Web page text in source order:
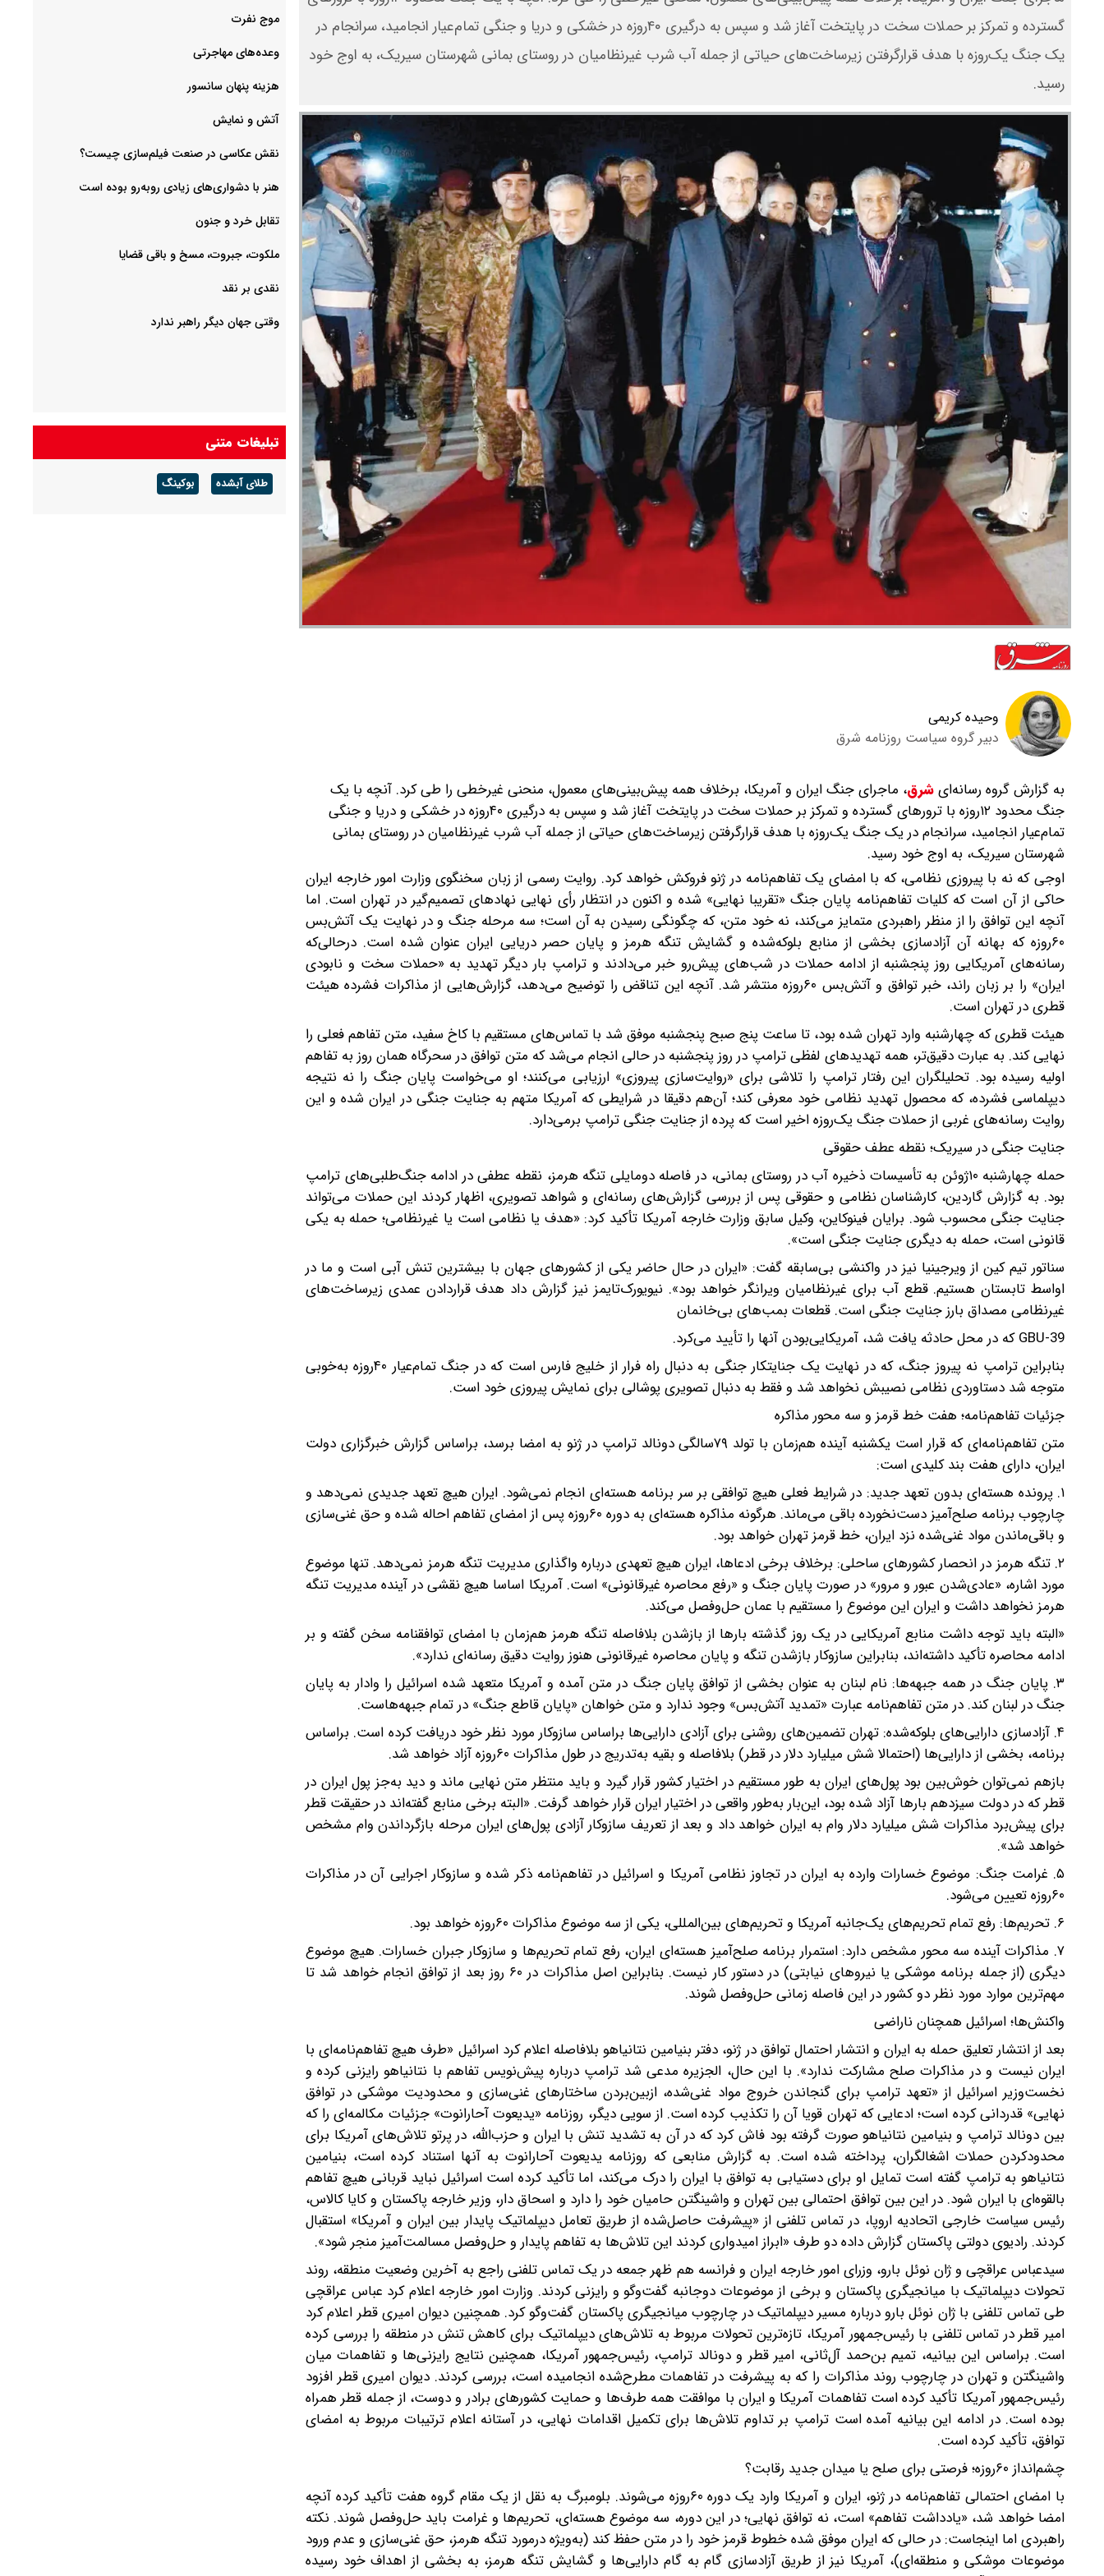
گسترده و تمرکز بر حملات سخت در پایتخت آغاز شد و سپس به درگیری ۴۰روزه در خشکی و دریا و جنگی تمام‌عیار انجامید، سرانجام در
یک جنگ یک‌روزه با هدف قرارگرفتن زیرساخت‌های حیاتی از جمله آب شرب غیرنظامیان در روستای بمانی شهرستان سیریک، به اوج خود
رسید.
وحیده کریمی
دبیر گروه سیاست روزنامه شرق
به گزارش گروه رسانه‌ایشرق، ماجرای جنگ ایران و آمریکا، برخلاف همه پیش‌بینی‌های معمول، منحنی غیرخطی را طی کرد. آنچه با یک
جنگ محدود ۱۲‌روزه با ترورهای گسترده و تمرکز بر حملات سخت در پایتخت آغاز شد و سپس به درگیری ۴۰روزه در خشکی و دریا و جنگی
تمام‌عیار انجامید، سرانجام در یک جنگ یک‌روزه با هدف قرارگرفتن زیرساخت‌های حیاتی از جمله آب شرب غیرنظامیان در روستای بمانی
شهرستان سیریک، به اوج خود رسید.
اوجی که نه با پیروزی نظامی، که با امضای یک تفاهم‌نامه در ژنو فروکش خواهد کرد. روایت رسمی از زبان سخنگوی وزارت امور خارجه ایران
حاکی از آن است که کلیات تفاهم‌نامه پایان جنگ «تقریبا نهایی» شده و اکنون در انتظار رأی نهایی نهادهای تصمیم‌گیر در تهران است. اما
آنچه این توافق را از منظر راهبردی متمایز می‌کند، نه خود متن، که چگونگی رسیدن به آن است؛ سه مرحله جنگ و در نهایت یک آتش‌بس
۶۰روزه که بهانه آن آزادسازی بخشی از منابع بلوکه‌شده و گشایش تنگه هرمز و پایان حصر دریایی ایران عنوان شده است. درحالی‌که
رسانه‌های آمریکایی روز پنجشنبه از ادامه حملات در شب‌های پیش‌رو خبر می‌دادند و ترامپ بار دیگر تهدید به «حملات سخت و نابودی
ایران» را بر زبان راند، خبر توافق و آتش‌بس ۶۰روزه منتشر شد. آنچه این تناقض را توضیح می‌دهد، گزارش‌هایی از مذاکرات فشرده هیئت
قطری در تهران است.
هیئت قطری که چهارشنبه وارد تهران شده بود، تا ساعت پنج صبح پنجشنبه موفق شد با تماس‌های مستقیم با کاخ سفید، متن تفاهم فعلی را
نهایی کند. به عبارت دقیق‌تر، همه تهدیدهای لفظی ترامپ در روز پنجشنبه در حالی انجام می‌شد که متن توافق در سحرگاه همان روز به تفاهم
اولیه رسیده بود. تحلیلگران این رفتار ترامپ را تلاشی برای «روایت‌سازی پیروزی» ارزیابی می‌کنند؛ او می‌خواست پایان جنگ را نه نتیجه
دیپلماسی فشرده، که محصول تهدید نظامی خود معرفی کند؛ آن‌هم دقیقا در شرایطی که آمریکا متهم به جنایت جنگی در ایران شده و این
روایت رسانه‌های غربی از حملات جنگ یک‌روزه اخیر است که پرده از جنایت جنگی ترامپ برمی‌دارد.
‌جنایت جنگی در سیریک؛ نقطه عطف حقوقی
حمله چهارشنبه ‌۱۰ژوئن‌ به تأسیسات ذخیره آب در روستای بمانی، در فاصله دو‌مایلی تنگه هرمز، نقطه عطفی در ادامه جنگ‌طلبی‌های ترامپ
بود. به گزارش گاردین، کارشناسان نظامی و حقوقی پس از بررسی گزارش‌های رسانه‌ای و شواهد تصویری، اظهار کردند این حملات می‌تواند
جنایت جنگی محسوب شود. برایان فینوکاین، وکیل سابق وزارت خارجه آمریکا تأکید کرد: «هدف یا نظامی است یا غیرنظامی؛ حمله به یکی
قانونی است، حمله به دیگری جنایت جنگی است».
سناتور تیم کین از ویرجینیا نیز در واکنشی بی‌سابقه گفت: «ایران در حال حاضر یکی از کشورهای جهان با بیشترین تنش آبی است و ما در
اواسط تابستان هستیم. قطع آب برای غیرنظامیان ویرانگر خواهد بود». نیویورک‌تایمز نیز گزارش داد هدف قراردادن عمدی زیرساخت‌های
غیرنظامی مصداق بارز جنایت جنگی است. قطعات بمب‌های بی‌خانمان
39-GBU که در محل حادثه یافت شد، آمریکایی‌بودن آنها را تأیید می‌کرد.
بنابراین ترامپ نه پیروز جنگ، که در نهایت یک جنایتکار جنگی به دنبال راه فرار از خلیج فارس است که در جنگ تمام‌عیار ۴۰‌روزه به‌خوبی
متوجه شد دستاوردی نظامی نصیبش‌ نخواهد شد و فقط به دنبال تصویری پوشالی برای نمایش پیروزی خود است.
جزئیات تفاهم‌نامه؛ هفت خط قرمز و سه محور مذاکره
متن تفاهم‌نامه‌ای که قرار است یکشنبه آینده هم‌زمان با تولد ۷۹سالگی دونالد ترامپ در ژنو به امضا برسد، براساس گزارش خبرگزاری دولت
ایران، دارای هفت بند کلیدی است:
۱. پرونده هسته‌ای بدون تعهد جدید: در شرایط فعلی هیچ توافقی بر سر برنامه هسته‌ای انجام نمی‌شود. ایران هیچ تعهد جدیدی نمی‌دهد و
چارچوب برنامه صلح‌آمیز دست‌نخورده باقی می‌ماند. هرگونه مذاکره هسته‌ای به دوره ۶۰روزه پس از امضای تفاهم احاله شده و حق غنی‌سازی
و باقی‌ماندن مواد غنی‌شده نزد ایران، خط قرمز تهران خواهد بود.
۲. تنگه هرمز در انحصار کشورهای ساحلی: برخلاف برخی ادعاها، ایران هیچ تعهدی درباره واگذاری مدیریت تنگه هرمز نمی‌دهد. تنها موضوع
مورد اشاره، «عادی‌شدن عبور و مرور» در صورت پایان جنگ و «رفع محاصره غیرقانونی» است. آمریکا اساسا هیچ نقشی در آینده مدیریت تنگه
هرمز نخواهد داشت و ایران این موضوع را مستقیم با عمان حل‌وفصل می‌کند.
«البته باید توجه داشت منابع آمریکایی در یک روز گذشته بارها از بازشدن بلافاصله تنگه هرمز هم‌زمان با امضای توافقنامه سخن گفته و بر
ادامه محاصره تأکید داشته‌اند، بنابراین سازوکار بازشدن تنگه و پایان محاصره غیرقانونی هنوز روایت دقیق رسانه‌ای ندارد».
۳. پایان جنگ در همه جبهه‌ها: نام لبنان به عنوان بخشی از توافق پایان جنگ در متن آمده و آمریکا متعهد شده اسرائیل را وادار به پایان
جنگ در لبنان کند. در متن تفاهم‌نامه عبارت «تمدید آتش‌بس» وجود ندارد و متن خواهان «پایان قاطع جنگ» در تمام جبهه‌هاست.
۴. آزادسازی دارایی‌های بلوکه‌شده: تهران تضمین‌های روشنی برای آزادی دارایی‌ها براساس سازوکار مورد نظر خود دریافت کرده است. براساس
برنامه، بخشی از دارایی‌ها (احتمالا شش میلیارد دلار در قطر) بلافاصله و بقیه به‌تدریج در طول مذاکرات ۶۰روزه آزاد خواهد شد.
بازهم نمی‌توان خوش‌بین بود پول‌های ایران به طور مستقیم در اختیار کشور قرار گیرد و باید منتظر متن نهایی ماند و دید به‌جز پول ایران در
قطر که در دولت سیزدهم بارها آزاد شده بود، این‌بار به‌طور واقعی در اختیار ایران قرار خواهد گرفت. «البته برخی منابع گفته‌اند در حقیقت قطر
برای پیش‌برد مذاکرات شش میلیارد دلار وام به ایران خواهد داد و بعد از تعریف سازوکار آزادی پول‌های ایران مرحله بازگرداندن وام مشخص
خواهد شد».
۵. غرامت جنگ: موضوع خسارات وارده به ایران در تجاوز نظامی آمریکا و اسرائیل در تفاهم‌نامه ذکر شده و سازوکار اجرایی آن در مذاکرات
۶۰‌روزه تعیین می‌شود.
۶. تحریم‌ها: رفع تمام تحریم‌های یک‌جانبه آمریکا و تحریم‌های بین‌المللی، یکی از سه موضوع مذاکرات ۶۰‌روزه خواهد بود.
۷. مذاکرات آینده سه محور مشخص دارد: استمرار برنامه صلح‌آمیز هسته‌ای ایران، رفع تمام تحریم‌ها و سازوکار جبران خسارات. هیچ موضوع
دیگری (از جمله برنامه موشکی یا نیروهای نیابتی) در دستور کار نیست. بنابراین اصل مذاکرات در ۶۰ روز بعد از توافق انجام خواهد شد تا
مهم‌ترین موارد مورد نظر دو کشور در این فاصله زمانی حل‌وفصل شوند.
واکنش‌ها؛ اسرائیل همچنان ناراضی
بعد از انتشار تعلیق حمله به ایران و انتشار احتمال توافق در ژنو، دفتر بنیامین نتانیاهو بلافاصله اعلام کرد اسرائیل «طرف هیچ تفاهم‌نامه‌ای با
ایران نیست و در مذاکرات صلح مشارکت ندارد». با این حال، الجزیره مدعی شد ترامپ درباره پیش‌نویس تفاهم با نتانیاهو رایزنی کرده و
نخست‌وزیر اسرائیل از «تعهد ترامپ برای گنجاندن خروج مواد غنی‌شده، ازبین‌بردن ساختارهای غنی‌سازی و محدودیت موشکی در توافق
نهایی» قدردانی کرده است؛ ادعایی که تهران قویا آن را تکذیب کرده است. از سویی دیگر، روزنامه «یدیعوت آحارانوت» جزئیات مکالمه‌ای را که
بین دونالد ترامپ و بنیامین نتانیاهو صورت گرفته بود فاش کرد که در آن به تشدید تنش با ایران و حزب‌الله، در پرتو تلاش‌های آمریکا برای
محدودکردن حملات اشغالگران، پرداخته شده است. به گزارش منابعی که روزنامه یدیعوت آحارانوت به آنها استناد کرده است، بنیامین
نتانیاهو به ترامپ گفته است تمایل او برای دستیابی به توافق با ایران را درک می‌کند، اما تأکید کرده است اسرائیل نباید قربانی هیچ تفاهم
بالقوه‌ای با ایران شود. در این بین توافق احتمالی بین تهران و واشینگتن حامیان خود را دارد و اسحاق دار، وزیر خارجه پاکستان و کایا کالاس،
رئیس سیاست خارجی اتحادیه اروپا، در تماس تلفنی از «پیشرفت حاصل‌شده از طریق تعامل دیپلماتیک پایدار بین ایران و آمریکا» استقبال
کردند. رادیوی دولتی پاکستان گزارش داده دو طرف «ابراز امیدواری کردند این تلاش‌ها به تفاهم پایدار و حل‌وفصل مسالمت‌آمیز منجر شود».
سیدعباس عراقچی و ژان نوئل بارو، وزرای امور خارجه ایران و فرانسه هم ظهر جمعه در یک تماس تلفنی راجع به آخرین وضعیت منطقه، روند
تحولات دیپلماتیک با میانجیگری پاکستان و برخی از موضوعات دوجانبه گفت‌وگو و رایزنی کردند.‌ وزارت امور خارجه اعلام کرد عباس عراقچی
طی تماس تلفنی با ژان نوئل بارو درباره مسیر دیپلماتیک در چارچوب میانجیگری پاکستان گفت‌وگو کرد. همچنین دیوان امیری قطر اعلام کرد
امیر قطر در تماس تلفنی با رئیس‌جمهور آمریکا، تازه‌ترین تحولات مربوط به تلاش‌های دیپلماتیک برای کاهش تنش در منطقه را بررسی کرده
است. براساس این بیانیه، تمیم بن‌حمد آل‌ثانی، امیر قطر و دونالد ترامپ، رئیس‌جمهور آمریکا، همچنین نتایج رایزنی‌ها و تفاهمات میان
واشینگتن و تهران در چارچوب روند مذاکرات را که به پیشرفت در تفاهمات مطرح‌شده انجامیده است، بررسی کردند. دیوان امیری قطر افزود
رئیس‌جمهور آمریکا تأکید کرده است تفاهمات آمریکا و ایران با موافقت همه طرف‌ها و حمایت کشورهای برادر و دوست، از جمله قطر همراه
بوده است.‌ در ادامه این بیانیه آمده است ترامپ بر تداوم تلاش‌ها برای تکمیل اقدامات نهایی، در آستانه اعلام ترتیبات مربوط به امضای
توافق، تأکید کرده است.
چشم‌انداز ۶۰روزه؛ فرصتی برای صلح یا میدان جدید رقابت؟
با امضای احتمالی تفاهم‌نامه در ژنو، ایران و آمریکا وارد یک دوره ۶۰روزه می‌شوند. بلومبرگ به نقل از یک مقام گروه هفت تأکید کرده آنچه
امضا خواهد شد، «یادداشت تفاهم» است، نه توافق نهایی؛ در این دوره، سه موضوع هسته‌ای، تحریم‌ها و غرامت باید حل‌وفصل شوند. نکته
راهبردی اما اینجاست: در حالی که ایران موفق شده خطوط قرمز خود را در متن حفظ کند (به‌ویژه درمورد تنگه هرمز، حق غنی‌سازی و عدم ورود
موضوعات موشکی و منطقه‌ای)، آمریکا نیز از طریق آزادسازی گام به گام دارایی‌ها و گشایش تنگه هرمز، به بخشی از اهداف خود رسیده
موج نفرت
وعده‌های مهاجرتی
هزینه پنهان سانسور
آتش و نمایش
هنر با دشواری‌های زیادی روبه‌رو بوده است
تقابل خرد و جنون
ملکوت، جبروت، مسخ و باقی قضایا
نقدی بر نقد
وقتی جهان دیگر راهبر ندارد
تبلیغات متنی
طلای آبشده بوکینگ